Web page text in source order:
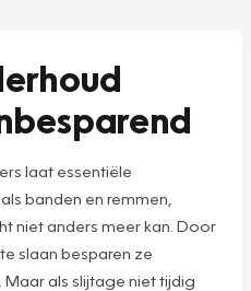
laat essentiële
banden en remmen,
niet anders meer kan. Door
slaan besparen ze
als slijtage niet tijdig